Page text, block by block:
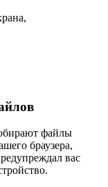
файлы
браузера,
вас